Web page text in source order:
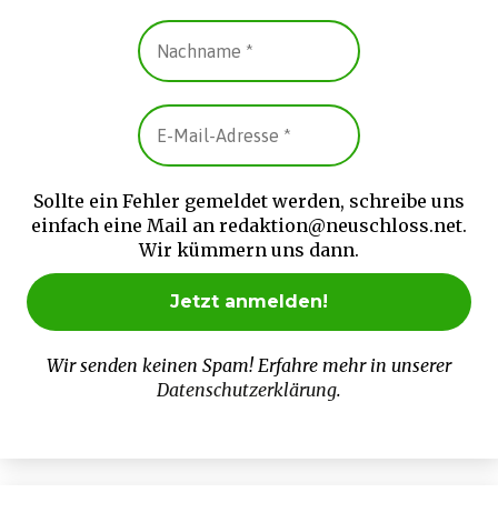
Sollte ein Fehler gemeldet werden, schreibe uns
einfach eine Mail an redaktion@neuschloss.net.
Wir kümmern uns dann.
Wir senden keinen Spam! Erfahre mehr in unserer
Datenschutzerklärung.